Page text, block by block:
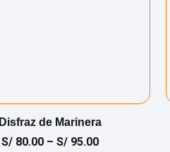
Disfraz de Marinera
S/ 80.00 –S/ 95.00